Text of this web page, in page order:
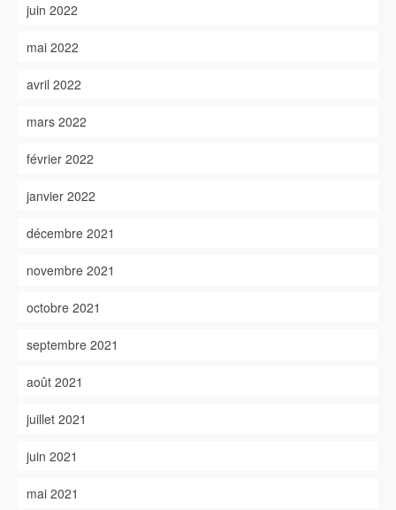
juin 2022
mai 2022
avril 2022
mars 2022
février 2022
janvier 2022
décembre 2021
novembre 2021
octobre 2021
septembre 2021
août 2021
juillet 2021
juin 2021
mai 2021